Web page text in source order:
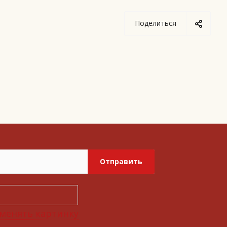
Поделиться
Отправить
картинку